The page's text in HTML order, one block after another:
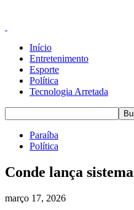
Início
Entretenimento
Esporte
Política
Tecnologia Arretada
Paraíba
Política
Conde lança
março 17, 2026